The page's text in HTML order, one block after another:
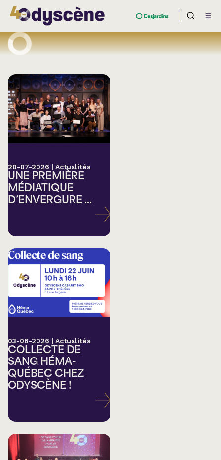
20-07-2026 | Actualités
UNE PREMIÈRE
MÉDIATIQUE
D’ENVERGURE ...
03-06-2026 | Actualités
COLLECTE DE
SANG HÉMA-
QUÉBEC CHEZ
ODYSCÈNE !